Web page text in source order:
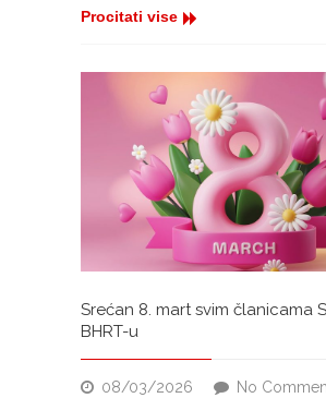
Procitati vise
Srećan 8. mart svim članicama
BHRT-u
08/03/2026 No